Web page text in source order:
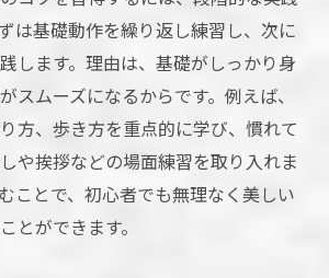
は基礎動作を繰り返し練習し、次に
します。理由は、基礎がしっかり身
スムーズになるからです。例えば、
方、歩き方を重点的に学び、慣れて
や挨拶などの場面練習を取り入れま
ことで、初心者でも無理なく美しい
とができます。